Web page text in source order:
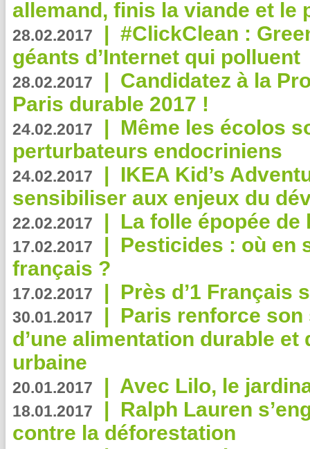
allemand, finis la viande et le
28.02.2017 | #ClickClean :
géants d’Internet qui polluent
28.02.2017 | Candidatez à la
Paris durable 2017 !
24.02.2017 | Même les écolos
perturbateurs endocriniens
24.02.2017 | IKEA Kid’s
sensibiliser aux enjeux du
22.02.2017 | La folle épopée de
17.02.2017 | Pesticides : où en
français ?
17.02.2017 | Près d’1 Français
30.01.2017 | Paris renforce
d’une alimentation durable et
urbaine
20.01.2017 | Avec Lilo, le
18.01.2017 | Ralph Lauren
contre la déforestation